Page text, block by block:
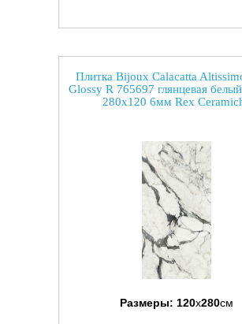
Плитка Bijoux Calacatta
Glossy R 765697 глянцевая
280x120 6мм Rex
Размеры: 120x280см